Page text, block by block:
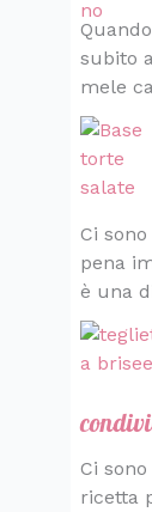
subito
mele
Ci
pena
è una
Ci
ricetta